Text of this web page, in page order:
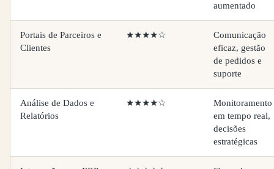
aumentado
Portais de Parceiros e
Clientes
★★★★☆
Comunicação
eficaz, gestão
de pedidos e
suporte
Análise de Dados e
Relatórios
★★★★☆
Monitoramento
em tempo real,
decisões
estratégicas